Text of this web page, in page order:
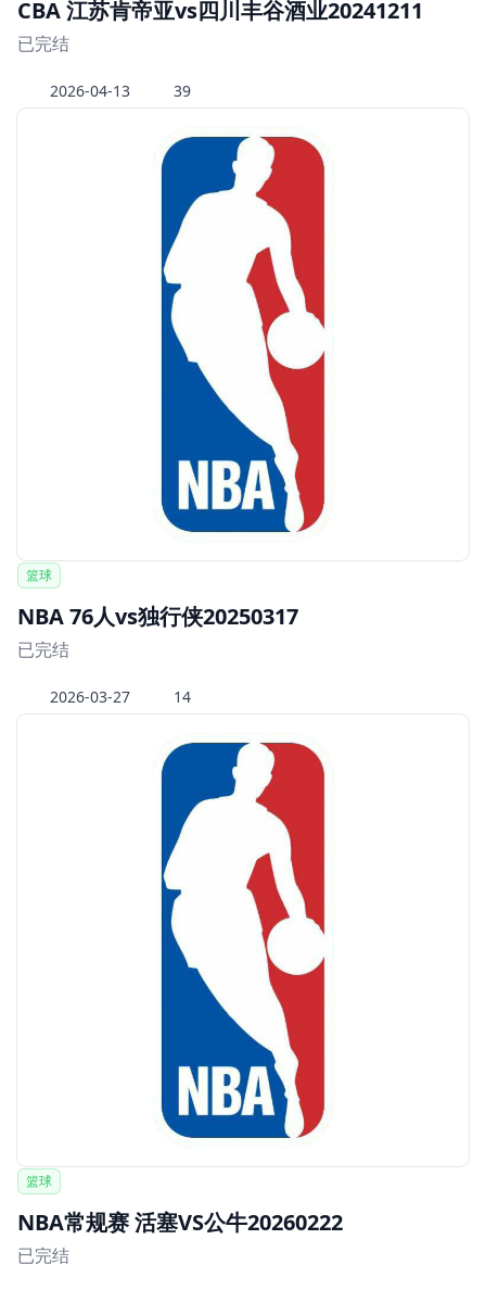
CBA 江苏肯帝亚vs四川丰谷酒业20241211
已完结
2026-04-13 39
篮球
NBA 76人vs独行侠20250317
已完结
2026-03-27 14
篮球
NBA常规赛 活塞VS公牛20260222
已完结